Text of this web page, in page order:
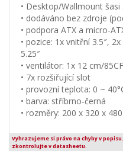
• Desktop/Wallmount šasi
• dodáváno bez zdroje
• podpora ATX a micro-
• pozice: 1x vnitřní 3.5″,
5.25″
• ventilátor: 1x 12 cm/
• 7x rozšiřující slot
• provozní teplota: 0 ~
• barva: stříbrno-černá
• rozměry: 200 x 320 x
Vyhrazujeme si právo na chyby v
zkontrolujte v datasheetu.